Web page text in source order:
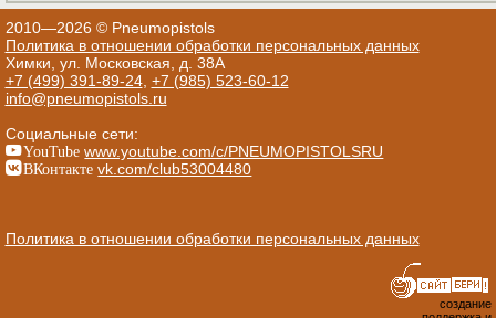
2010—2026 © Pneumopistols
Политика в отношении обработки персональных данных
Химки, ул. Московская, д. 38А
+7 (499) 391-89-24, +7 (985) 523-60-12
info@pneumopistols.ru
Социальные сети:
YouTube www.youtube.com/c/PNEUMOPISTOLSRU
ВКонтакте vk.com/club53004480
Политика в отношении обработки персональных данных
создание